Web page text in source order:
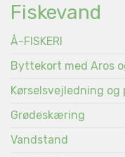
Fiskevand
Å-FISKERI
Byttekort med Aros
Kørselsvejledning og
Grødeskæring
Vandstand